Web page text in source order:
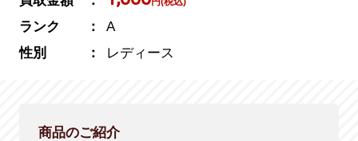
ランク
A
性別
レディース
商品のご紹介